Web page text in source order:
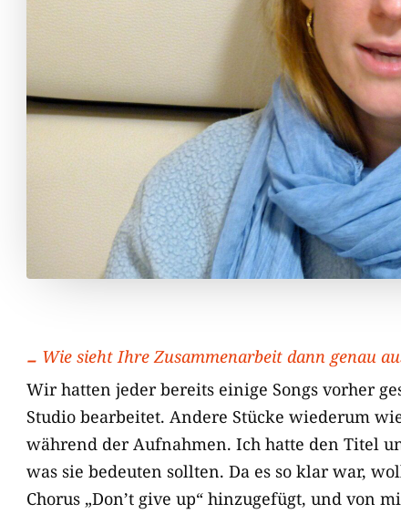
Wie sieht Ihre Zusammenarbeit dann genau
Wir hatten jeder bereits einige Songs vorher
Studio bearbeitet. Andere Stücke wiederum
während der Aufnahmen. Ich hatte den Titel
was sie bedeuten sollten. Da es so klar war,
Chorus „Don’t give up“ hinzugefügt, und von